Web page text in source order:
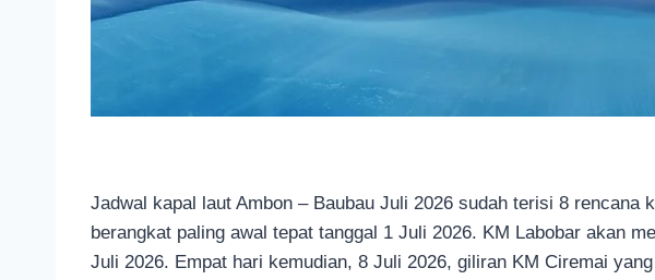
Jadwal kapal laut Ambon – Baubau Juli 2026 sudah terisi 8 rencana
berangkat paling awal tepat tanggal 1 Juli 2026. KM Labobar akan
Juli 2026. Empat hari kemudian, 8 Juli 2026, giliran KM Ciremai